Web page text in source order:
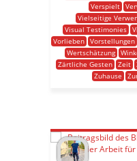
Verspielt
Vielseitige
Visual Testimonies
Vorlieben Vorstellungen
Wertschätzung
Zärtliche Gesten
Zeit
Zuhause